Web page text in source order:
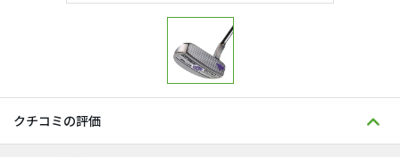
クチコミの評価